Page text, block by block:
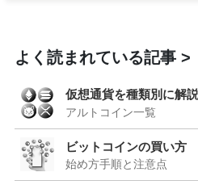
よく読まれている記事
仮想通貨を種類別に解説
アルトコイン一覧
ビットコインの買い方
始め方手順と注意点